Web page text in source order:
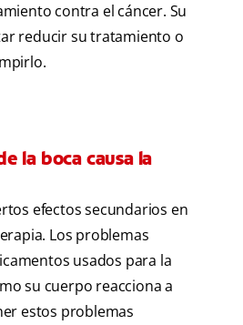
contra el cáncer. Su
reducir su tratamiento o
la boca causa la
efectos secundarios en
Los problemas
usados para la
su cuerpo reacciona a
estos problemas